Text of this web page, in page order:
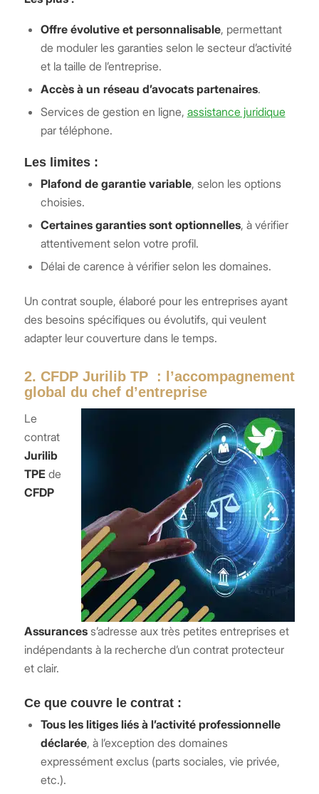
Offre évolutive et personnalisable, permettant
de moduler les garanties selon le secteur d’activité
et la taille de l’entreprise.
Accès à un réseau d’avocats partenaires.
Services de gestion en ligne, assistance juridique
par téléphone.
Les limites :
Plafond de garantie variable, selon les options
choisies.
Certaines garanties sont optionnelles, à vérifier
attentivement selon votre profil.
Délai de carence à vérifier selon les domaines.
Un contrat souple, élaboré pour les entreprises ayant
des besoins spécifiques ou évolutifs, qui veulent
adapter leur couverture dans le temps.
2. CFDP Jurilib TP : l’accompagnement
global du chef d’entreprise
Le
contrat
Jurilib
TPEde
CFDP
Assurancess’adresse aux très petites entreprises et
indépendants à la recherche d’un contrat protecteur
et clair.
Ce que couvre le contrat :
Tous les litiges liés à l’activité professionnelle
déclarée, à l’exception des domaines
expressément exclus (parts sociales, vie privée,
etc.).